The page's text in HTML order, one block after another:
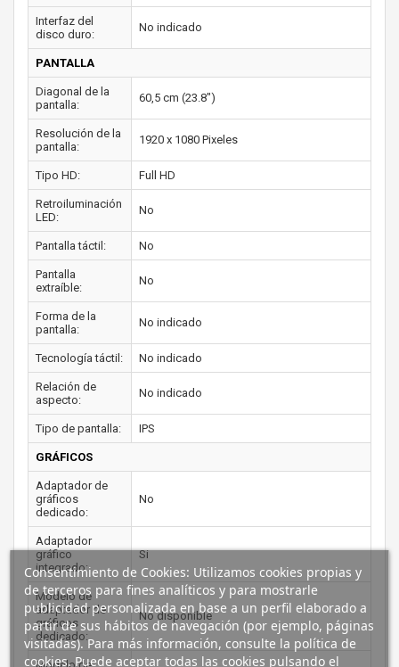
Interfaz del
disco duro:
No indicado
PANTALLA
Diagonal de la
pantalla:
60,5 cm (23.8")
Resolución de la
pantalla:
1920 x 1080 Pixeles
Tipo HD: Full HD
Retroiluminación
LED:
No
Pantalla táctil: No
Pantalla
extraíble:
No
Forma de la
pantalla:
No indicado
Tecnología táctil: No indicado
Relación de
aspecto:
No indicado
Tipo de pantalla: IPS
GRÁFICOS
Adaptador de
gráficos
dedicado:
No
Adaptador
gráfico
integrado:
Si
Modelo de
adaptador de
gráficos
dedicado:
No disponible
Consentimiento de Cookies: Utilizamos cookies propias y
de terceros para fines analíticos y para mostrarle
publicidad personalizada en base a un perfil elaborado a
partir de sus hábitos de navegación (por ejemplo, páginas
visitadas). Para más información, consulte la política de
cookies. Puede aceptar todas las cookies pulsando el